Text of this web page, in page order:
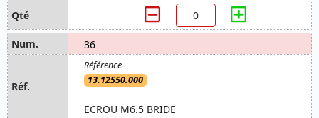
36
13.12550.000
ECROU M6.5 BRIDE